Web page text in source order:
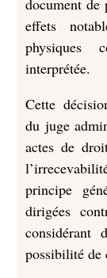
document de
effets
physiques
interprétée.
Cette
du juge
actes de
principe
dirigées
possibilité de